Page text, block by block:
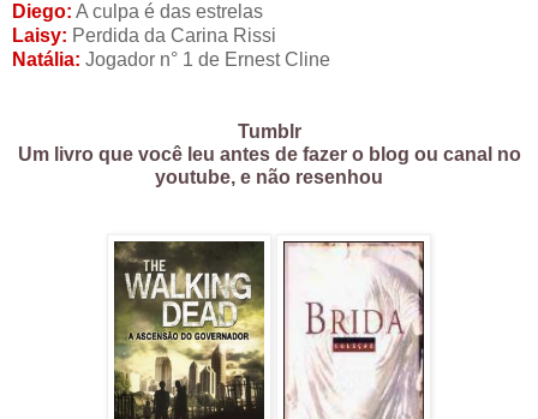
Diego: A culpa é das estrelas
Laisy: Perdida da Carina Rissi
Natália: Jogador n° 1 de Ernest Cline
Tumblr
Um livro que você leu antes de fazer o blog ou canal no
youtube, e não resenhou